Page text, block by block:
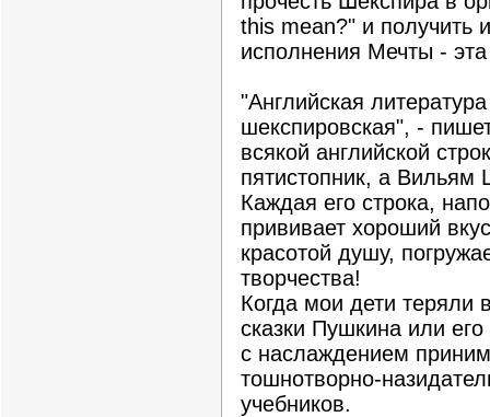
this mean?" и получить
исполнения Мечты -
"Английская
шекспировская", -
всякой английской
пятистопник, а Вильям
Каждая его строка,
прививает хороший
красотой душу,
творчества!
Когда мои дети теряли
сказки Пушкина или
с наслаждением
тошнотворно-
учебников.